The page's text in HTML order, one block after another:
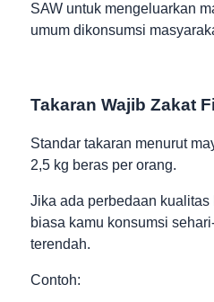
SAW untuk mengeluarkan
umum dikonsumsi
Takaran Wajib Zakat
Standar takaran menurut
2,5 kg beras per orang.
Jika ada perbedaan
biasa kamu konsumsi
terendah.
Contoh: